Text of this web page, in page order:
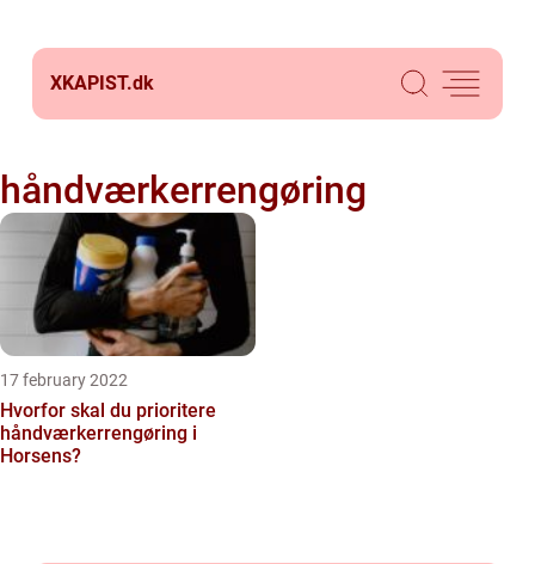
XKAPIST.dk
håndværkerrengøring
17 february 2022
Hvorfor skal du prioritere
håndværkerrengøring i
Horsens?